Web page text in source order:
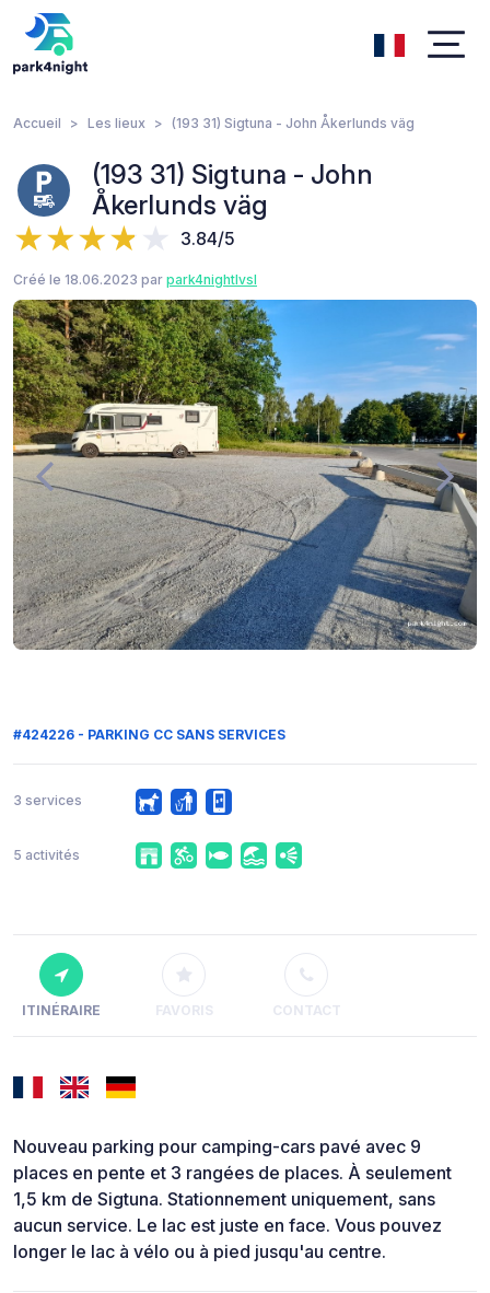
Accueil Les lieux (193 31) Sigtuna - John Åkerlunds väg
(193 31) Sigtuna - John
Åkerlunds väg
3.84/5
Créé le 18.06.2023 par park4nightlvsl
#424226 - PARKING CC SANS SERVICES
3 services
5 activités
ITINÉRAIRE FAVORIS CONTACT
Nouveau parking pour camping-cars pavé avec 9
places en pente et 3 rangées de places. À seulement
1,5 km de Sigtuna. Stationnement uniquement, sans
aucun service. Le lac est juste en face. Vous pouvez
longer le lac à vélo ou à pied jusqu'au centre.